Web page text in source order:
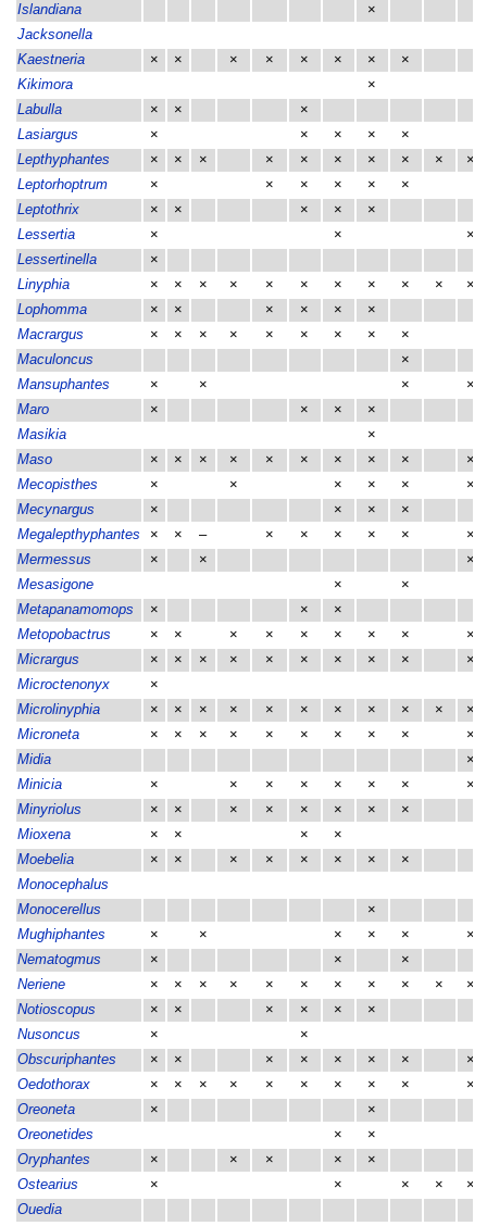
Islandiana
×
Jacksonella
Kaestneria
× × × × × × ×
×
Kikimora
×
Labulla
× ×
×
Lasiargus
× × × ×
×
Lepthyphantes
× × × × × × × × ×
×
Leptorhoptrum
× × × × ×
×
Leptothrix
× × × ×
×
Lessertia
× ×
×
Lessertinella
×
Linyphia
× × × × × × × × × ×
×
Lophomma
× × × × ×
×
Macrargus
× × × × × × × ×
×
Maculoncus
×
Mansuphantes
× × ×
×
Maro
× × ×
×
Masikia
×
Maso
× × × × × × × × ×
×
Mecopisthes
× × × × ×
×
Mecynargus
× × ×
×
Megalepthyphantes
× × – × × × × ×
×
Mermessus
× ×
×
Mesasigone
×
×
Metapanamomops
× ×
×
Metopobactrus
× × × × × × × ×
×
Micrargus
× × × × × × × × ×
×
Microctenonyx
×
Microlinyphia
× × × × × × × × × ×
×
Microneta
× × × × × × × × ×
×
Midia
×
Minicia
× × × × × × ×
×
Minyriolus
× × × × × × ×
×
Mioxena
× × ×
×
Moebelia
× × × × × × ×
×
Monocephalus
Monocerellus
×
Mughiphantes
× × × × ×
×
Nematogmus
× ×
×
Neriene
× × × × × × × × × ×
×
Notioscopus
× × × × ×
×
Nusoncus
×
×
Obscuriphantes
× × × × × × ×
×
Oedothorax
× × × × × × × × ×
×
Oreoneta
×
×
Oreonetides
×
×
Oryphantes
× × × ×
×
Ostearius
× × × ×
×
Ouedia